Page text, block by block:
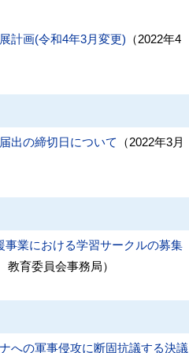
計画(令和4年3月変更) （2022年4
出の締切日について （2022年3月
事業における学習サークルの募集
教育委員会事務局）
への軍事侵攻に断固抗議する決議